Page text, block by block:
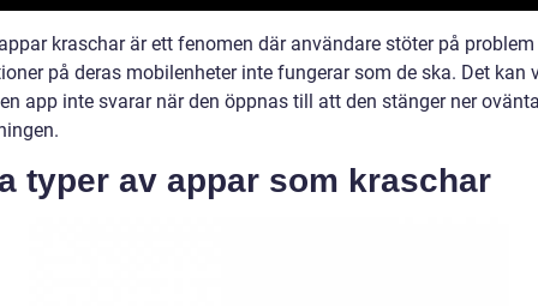
kraschar är ett fenomen där användare stöter på
på deras mobilenheter inte fungerar som de ska. Det kan
app inte svarar när den öppnas till att den stänger ner
typer av appar som kraschar